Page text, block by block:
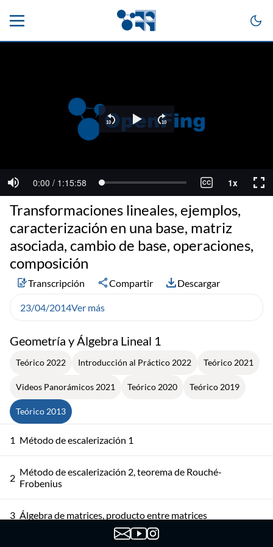
Geometría y Álgebra Lineal 1
Teórico 2022 Introducción al Práctico 2022 Teórico 2021
Videos Panorámicos 2021 Teórico 2020 Teórico 2019
Teórico 2013
1 Método de escalerización 1
2 Método de escalerización 2, teorema de Rouché-
Frobenius
3 Álgebra de matrices, producto entre matrices
Transformaciones lineales, ejemplos,
caracterización en una base, matriz
asociada, cambio de base, operaciones,
composición
Transcripción Compartir Descargar
23/04/2014Ver más